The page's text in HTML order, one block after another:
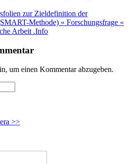
zur Zieldefinition der
Methode) « Forschungsfrage «
Arbeit .Info
um einen Kommentar abzugeben.
>>